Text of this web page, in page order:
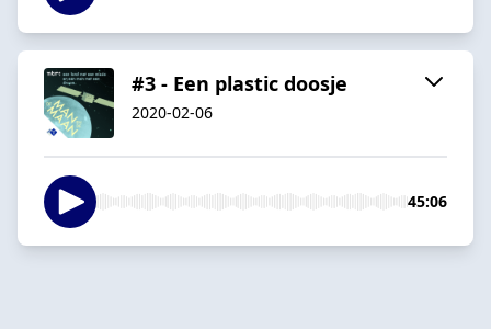
#3 - Een plastic doosje
2020-02-06
45:06